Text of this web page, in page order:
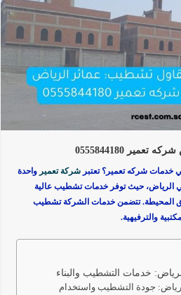
0555844180
خدمات شركه تعمير؟تعتبرشركة تعمير واحدة
الرياض، حيث توفر خدمات تشطيب عالية
المحيطة. تتضمن خدمات الشركة تشطيب
والترفيهية.
جودة التشطيب واستخدام